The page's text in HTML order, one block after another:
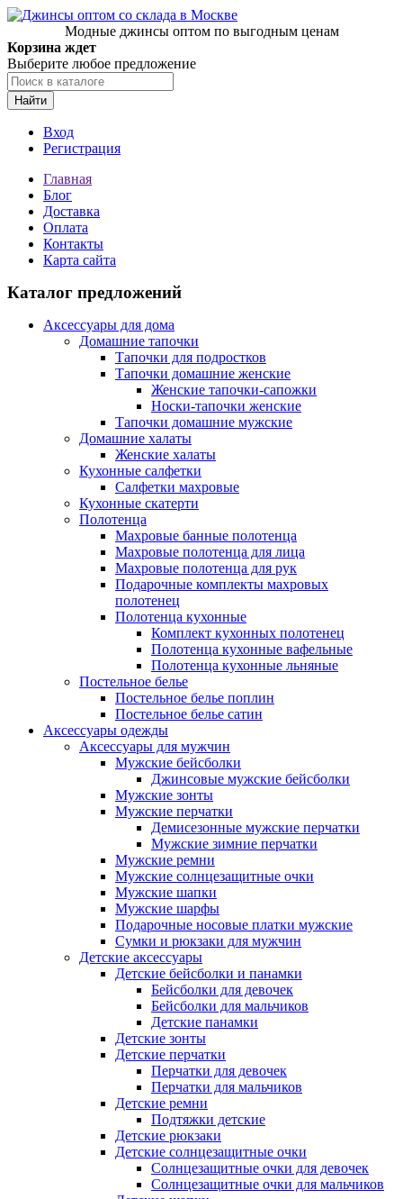
Модные джинсы оптом по выгодным ценам
Корзина ждет
Выберите любое предложение
Найти
Вход
Регистрация
Главная
Блог
Доставка
Оплата
Контакты
Карта сайта
Каталог предложений
Аксессуары для дома
Домашние тапочки
Тапочки для подростков
Тапочки домашние женские
Женские тапочки-сапожки
Носки-тапочки женские
Тапочки домашние мужские
Домашние халаты
Женские халаты
Кухонные салфетки
Салфетки махровые
Кухонные скатерти
Полотенца
Махровые банные полотенца
Махровые полотенца для лица
Махровые полотенца для рук
Подарочные комплекты махровых
полотенец
Полотенца кухонные
Комплект кухонных полотенец
Полотенца кухонные вафельные
Полотенца кухонные льняные
Постельное белье
Постельное белье поплин
Постельное белье сатин
Аксессуары одежды
Аксессуары для мужчин
Мужские бейсболки
Джинсовые мужские бейсболки
Мужские зонты
Мужские перчатки
Демисезонные мужские перчатки
Мужские зимние перчатки
Мужские ремни
Мужские солнцезащитные очки
Мужские шапки
Мужские шарфы
Подарочные носовые платки мужские
Сумки и рюкзаки для мужчин
Детские аксессуары
Детские бейсболки и панамки
Бейсболки для девочек
Бейсболки для мальчиков
Детские панамки
Детские зонты
Детские перчатки
Перчатки для девочек
Перчатки для мальчиков
Детские ремни
Подтяжки детские
Детские рюкзаки
Детские солнцезащитные очки
Солнцезащитные очки для девочек
Солнцезащитные очки для мальчиков